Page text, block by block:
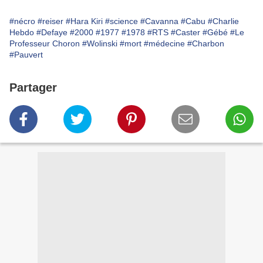
#nécro #reiser #Hara Kiri #science #Cavanna #Cabu #Charlie
Hebdo #Defaye #2000 #1977 #1978 #RTS #Caster #Gébé #Le
Professeur Choron #Wolinski #mort #médecine #Charbon
#Pauvert
Partager